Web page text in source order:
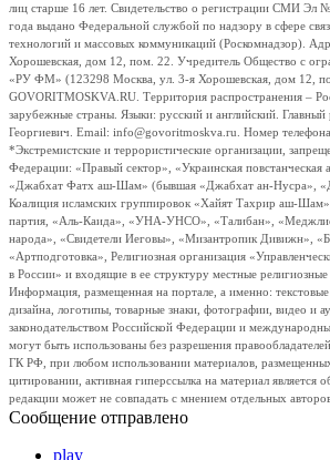
лиц старше 16 лет. Свидетельство о регистрации СМИ Эл
года выдано Федеральной службой по надзору в сфере
технологий и массовых коммуникаций (Роскомнадзор).
Хорошевская, дом 12, пом. 22. Учредитель Общество с
«РУ ФМ» (123298 Москва, ул. 3-я Хорошевская, дом 12,
GOVORITMOSKVA.RU. Территория распространения –
зарубежные страны. Языки: русский и английский.
Георгиевич. Email: info@govoritmoskva.ru. Номер
*Экстремистские и террористические организации,
Федерации: «Правый сектор», «Украинская
«Джабхат Фатх аш-Шам» (бывшая «Джабхат ан-Нусра»,
Коалиция исламских группировок «Хайят Тахрир аш-
партия, «Аль-Каида», «УНА-УНСО», «Талибан», «Меджлис
народа», «Свидетели Иеговы», «Мизантропик Дивижн»,
«Артподготовка», Религиозная организация
в России» и входящие в ее структуру местные религиозные
Информация, размещенная на портале, а именно:
дизайна, логотипы, товарные знаки, фотографии, видео и
законодательством Российской Федерации и
могут быть использованы без разрешения
ГК РФ, при любом использовании материалов,
цитировании, активная гиперссылка на материал является
редакции может не совпадать с мнением отдельных
Сообщение отправлено
play